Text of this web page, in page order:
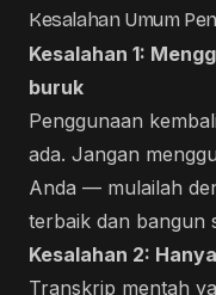
Kesalahan Umum
Kesalahan 1:
buruk
Penggunaan
ada. Jangan
Anda — mulailah
terbaik dan bangun
Kesalahan 2:
Transkrip mentah